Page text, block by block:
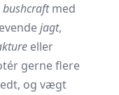
bushcraftmed
jagt,
eller
gerne flere
og vægt